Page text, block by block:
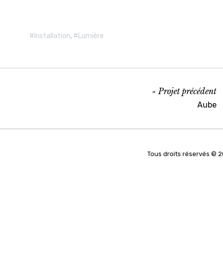
Installation, Lumière
Projet précédent
Aube
Tous droits réservés ©